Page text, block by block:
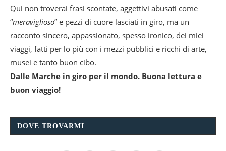
Qui non troverai frasi scontate, aggettivi abusati come
“meraviglioso” e pezzi di cuore lasciati in giro, ma un
racconto sincero, appassionato, spesso ironico, dei miei
viaggi, fatti per lo più con i mezzi pubblici e ricchi di arte,
musei e tanto buon cibo.
Dalle Marche in giro per il mondo. Buona lettura e
buon viaggio!
DOVE TROVARMI